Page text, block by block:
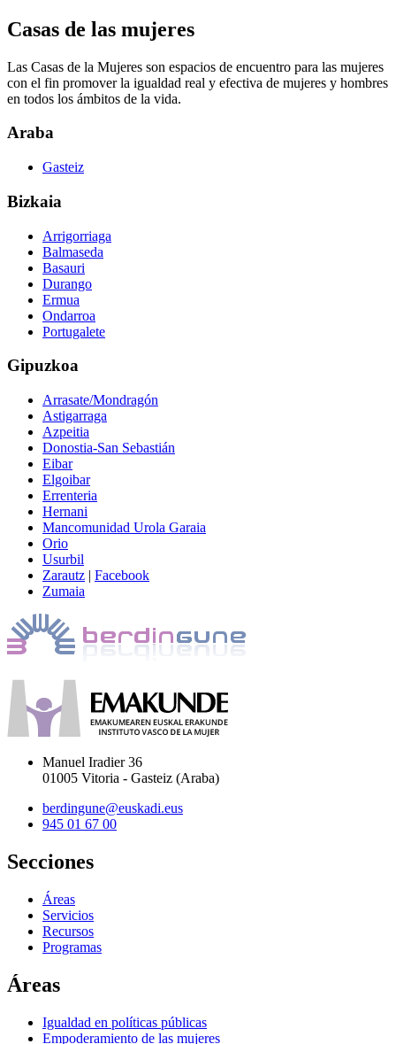
Casas de las mujeres
Las Casas de la Mujeres son espacios de encuentro para las mujeres
con el fin promover la igualdad real y efectiva de mujeres y hombres
en todos los ámbitos de la vida.
Araba
Gasteiz
Bizkaia
Arrigorriaga
Balmaseda
Basauri
Durango
Ermua
Ondarroa
Portugalete
Gipuzkoa
Arrasate/Mondragón
Astigarraga
Azpeitia
Donostia-San Sebastián
Eibar
Elgoibar
Errenteria
Hernani
Mancomunidad Urola Garaia
Orio
Usurbil
Zarautz | Facebook
Zumaia
Manuel Iradier 36
01005 Vitoria - Gasteiz (Araba)
berdingune@euskadi.eus
945 01 67 00
Secciones
Áreas
Servicios
Recursos
Programas
Áreas
Igualdad en políticas públicas
Empoderamiento de las mujeres